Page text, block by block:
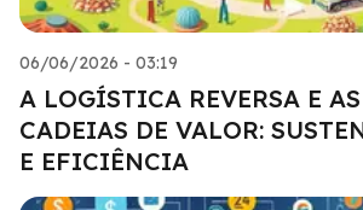
06/06/2026 - 03:19
A LOGÍSTICA REVERSA E
CADEIAS DE VALOR:
E EFICIÊNCIA